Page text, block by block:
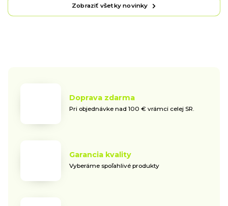
Zobraziť všetky novinky
Doprava zdarma
Pri objednávke nad 100 € vrámci celej SR.
Garancia kvality
Vyberáme spoľahlivé produkty